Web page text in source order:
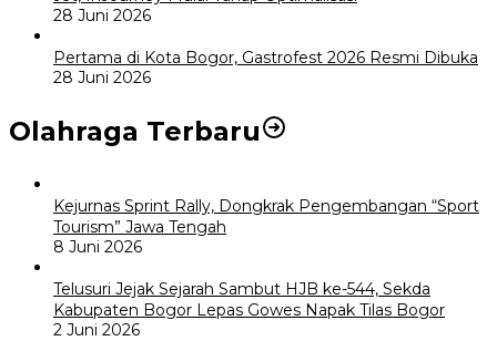
28 Juni 2026
Pertama di Kota Bogor, Gastrofest 2026 Resmi Dibuka
28 Juni 2026
Olahraga Terbaru
Kejurnas Sprint Rally, Dongkrak Pengembangan “Sport
Tourism” Jawa Tengah
8 Juni 2026
Telusuri Jejak Sejarah Sambut HJB ke-544, Sekda
Kabupaten Bogor Lepas Gowes Napak Tilas Bogor
2 Juni 2026